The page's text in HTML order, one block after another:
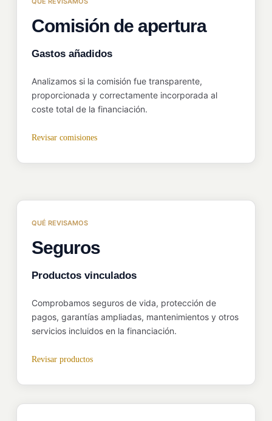
Comisión de apertura
Gastos añadidos
Analizamos si la comisión fue transparente,
proporcionada y correctamente incorporada al
coste total de la financiación.
Revisar comisiones
QUÉ REVISAMOS
Seguros
Productos vinculados
Comprobamos seguros de vida, protección de
pagos, garantías ampliadas, mantenimientos y otros
servicios incluidos en la financiación.
Revisar productos